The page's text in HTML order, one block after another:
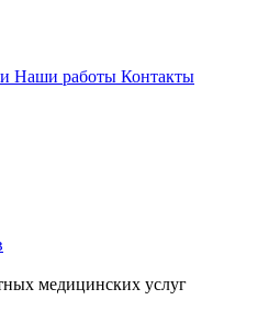
Наши работы Контакты
медицинских услуг